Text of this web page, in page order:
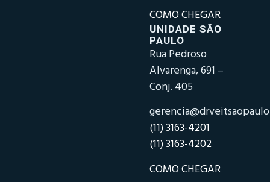
COMO CHEGAR
UNIDADE SÃO
PAULO
Rua Pedroso
Alvarenga, 691 –
Conj. 405
(11) 3163-4201
(11) 3163-4202
COMO CHEGAR